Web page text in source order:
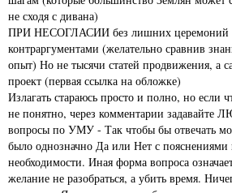
не сходя с дивана)
ПРИ НЕСОГЛАСИИ без лишних церемоний
контраргументами (желательно сравнив
опыт) Но не тысячи статей продвижения, а
проект (первая ссылка на обложке)
Излагать стараюсь просто и полно, но если
не понятно, через комментарии задавайте
вопросы по УМУ - Так чтобы бы отвечать
было однозначно Да или Нет с пояснениями
необходимости. Иная форма вопроса
желание не разобраться, а убить время.